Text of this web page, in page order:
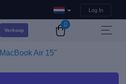
Log In
Verkoop
0
MacBook Air 15"